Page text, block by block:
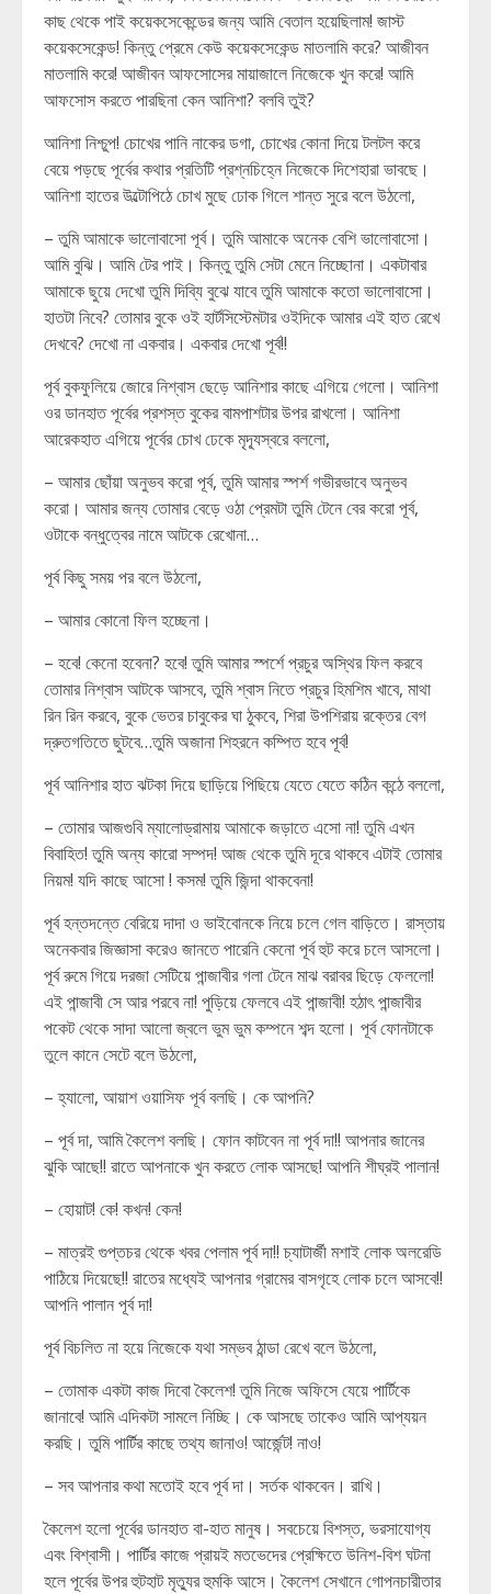
কাছ থেকে পাই কয়েকসেকেন্ডের জন্য আমি বেতাল হয়েছিলাম! জাস্ট
কয়েকসেকেন্ড! কিন্তু প্রেমে কেউ কয়েকসেকেন্ড মাতলামি করে? আজীবন
মাতলামি করে! আজীবন আফসোসের মায়াজালে নিজেকে খুন করে! আমি
আফসোস করতে পারছিনা কেন আনিশা? বলবি তুই?
আনিশা নিশ্চুপ! চোখের পানি নাকের ডগা, চোখের কোনা দিয়ে টলটল করে
বেয়ে পড়ছে পূর্বের কথার প্রতিটি প্রশ্নচিহ্নে নিজেকে দিশেহারা ভাবছে।
আনিশা হাতের উল্টোপিঠে চোখ মুছে ঢোক গিলে শান্ত সুরে বলে উঠলো,
– তুমি আমাকে ভালোবাসো পূর্ব। তুমি আমাকে অনেক বেশি ভালোবাসো।
আমি বুঝি। আমি টের পাই। কিন্তু তুমি সেটা মেনে নিচ্ছোনা। একটাবার
আমাকে ছুয়ে দেখো তুমি দিব্যি বুঝে যাবে তুমি আমাকে কতো ভালোবাসো।
হাতটা নিবে? তোমার বুকে ওই হার্টসিস্টেমটার ওইদিকে আমার এই হাত রেখে
দেখবে? দেখো না একবার। একবার দেখো পূর্ব!!
পূর্ব বুকফুলিয়ে জোরে নিশ্বাস ছেড়ে আনিশার কাছে এগিয়ে গেলো। আনিশা
ওর ডানহাত পূর্বের প্রশস্ত বুকের বামপাশটার উপর রাখলো। আনিশা
আরেকহাত এগিয়ে পূর্বের চোখ ঢেকে মৃদ্যূস্বরে বললো,
– আমার ছোঁয়া অনুভব করো পূর্ব, তুমি আমার স্পর্শ গভীরভাবে অনুভব
করো। আমার জন্য তোমার বেড়ে ওঠা প্রেমটা তুমি টেনে বের করো পূর্ব,
ওটাকে বন্ধুত্বের নামে আটকে রেখোনা…
পূর্ব কিছু সময় পর বলে উঠলো,
– আমার কোনো ফিল হচ্ছেনা।
– হবে! কেনো হবেনা? হবে! তুমি আমার স্পর্শে প্রচুর অস্থির ফিল করবে
তোমার নিশ্বাস আটকে আসবে, তুমি শ্বাস নিতে প্রচুর হিমশিম খাবে, মাথা
রিন রিন করবে, বুকে ভেতর চাবুকের ঘা ঠুকবে, শিরা উপশিরায় রক্তের বেগ
দ্রুতগতিতে ছুটবে…তুমি অজানা শিহরনে কম্পিত হবে পূর্ব!
পূর্ব আনিশার হাত ঝটকা দিয়ে ছাড়িয়ে পিছিয়ে যেতে যেতে কঠিন কন্ঠে বললো,
– তোমার আজগুবি ম্যালোড্রামায় আমাকে জড়াতে এসো না! তুমি এখন
বিবাহিত! তুমি অন্য কারো সম্পদ! আজ থেকে তুমি দূরে থাকবে এটাই তোমার
নিয়ম! যদি কাছে আসো ! কসম! তুমি জিন্দা থাকবেনা!
পূর্ব হন্তদন্তে বেরিয়ে দাদা ও ভাইবোনকে নিয়ে চলে গেল বাড়িতে। রাস্তায়
অনেকবার জিজ্ঞাসা করেও জানতে পারেনি কেনো পূর্ব হুট করে চলে আসলো।
পূর্ব রুমে গিয়ে দরজা সেটিয়ে পান্জাবীর গলা টেনে মাঝ বরাবর ছিড়ে ফেললো!
এই পান্জাবী সে আর পরবে না! পুড়িয়ে ফেলবে এই পান্জাবী! হঠাৎ পান্জাবীর
পকেট থেকে সাদা আলো জ্বলে ভুম ভুম কম্পনে শব্দ হলো। পূর্ব ফোনটাকে
তুলে কানে সেটে বলে উঠলো,
– হ্যালো, আয়াশ ওয়াসিফ পূর্ব বলছি। কে আপনি?
– পূর্ব দা, আমি কৈলেশ বলছি। ফোন কাটবেন না পূর্ব দা!! আপনার জানের
ঝুকি আছে!! রাতে আপনাকে খুন করতে লোক আসছে! আপনি শীঘ্রই পালান!
– হোয়াট! কে! কখন! কেন!
– মাত্রই গুপ্তচর থেকে খবর পেলাম পূর্ব দা!! চ্যাটার্জী মশাই লোক অলরেডি
পাঠিয়ে দিয়েছে!! রাতের মধ্যেই আপনার গ্রামের বাসগৃহে লোক চলে আসবে!!
আপনি পালান পূর্ব দা!
পূর্ব বিচলিত না হয়ে নিজেকে যথা সম্ভব ঠান্ডা রেখে বলে উঠলো,
– তোমাক একটা কাজ দিবো কৈলেশ! তুমি নিজে অফিসে যেয়ে পার্টিকে
জানাবে! আমি এদিকটা সামলে নিচ্ছি। কে আসছে তাকেও আমি আপ্যয়ন
করছি। তুমি পার্টির কাছে তথ্য জানাও! আর্জেন্ট! নাও!
– সব আপনার কথা মতোই হবে পূর্ব দা। সর্তক থাকবেন। রাখি।
কৈলেশ হলো পূর্বের ডানহাত বা-হাত মানুষ। সবচেয়ে বিশস্ত, ভরসাযোগ্য
এবং বিশ্বাসী। পার্টির কাজে প্রায়ই মতভেদের প্রেক্ষিতে উনিশ-বিশ ঘটনা
হলে পূর্বের উপর হুটহাট মৃত্যুর হুমকি আসে। কৈলেশ সেখানে গোপনচারীতার